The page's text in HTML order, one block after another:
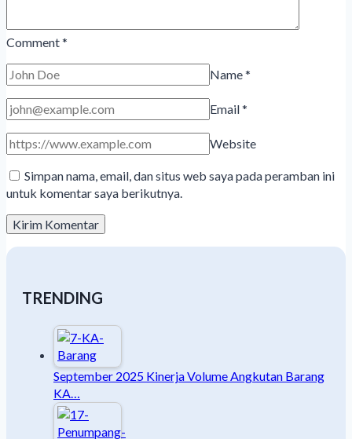
Comment*
Name*
Email*
Website
Simpan nama, email, dan situs web saya pada peramban ini
untuk komentar saya berikutnya.
TRENDING
September 2025 Kinerja Volume Angkutan Barang
KA…